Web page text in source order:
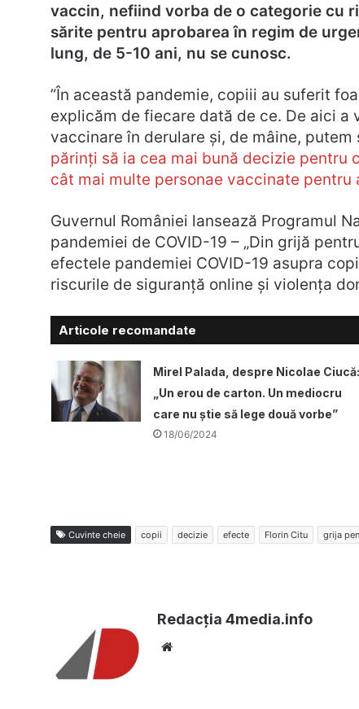
vaccin, nefiind vorba de o categorie cu
sărite pentru aprobarea în regim de
lung, de 5-10 ani, nu se cunosc.
”În această pandemie, copiii au suferit
explicăm de fiecare dată de ce. De aici
vaccinare în derulare şi, de mâine,
părinţi să ia cea mai bună decizie pentru
cât mai multe personae vaccinate pentru
Guvernul României lansează Programul
pandemiei de COVID-19 – „Din grijă
efectele pandemiei COVID-19 asupra
riscurile de siguranţă online şi violenţa
Articole recomandate
Mirel Palada, despre Nicolae Ciucă:
„Un erou de carton. Un mediocru
care nu știe să lege două vorbe”
18/06/2024
Cuvinte cheie copii decizie efecte Florin Citu grija
Redacția 4media.info